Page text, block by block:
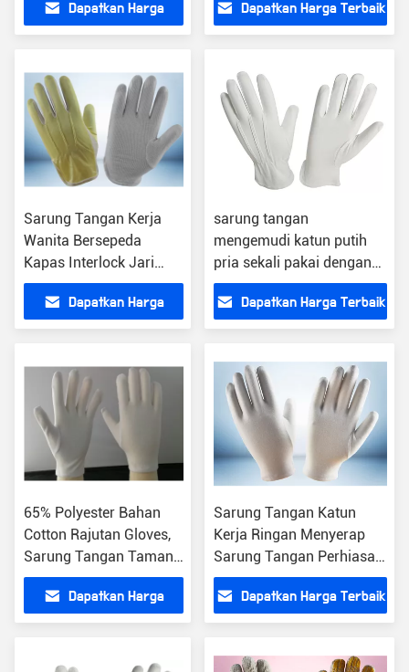
Fashion Kualitas
Premium
Dapatkan Harga Dapatkan Harga Terbaik
Sarung Tangan Kerja
Wanita Bersepeda
Kapas Interlock Jari
Desain 23 - 27g Per
PasangDapatkan Harga
sarung tangan
mengemudi katun putih
pria sekali pakai dengan
tiga garis jahitan katun
anti uv berkualitas tinggi
Dapatkan Harga Terbaik
65% Polyester Bahan
Cotton Rajutan Gloves,
Sarung Tangan Taman
Kerja Hemming Cuff
Dapatkan Harga
Sarung Tangan Katun
Kerja Ringan Menyerap
Sarung Tangan Perhiasan
Keringat Putih
Dapatkan Harga Terbaik